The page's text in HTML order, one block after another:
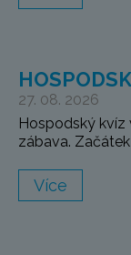
27. 08. 2026
Hospodský kvíz
zábava.
Více